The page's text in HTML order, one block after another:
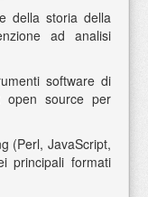
della storia della
ad analisi
software di
open source per
(Perl, JavaScript,
principali formati